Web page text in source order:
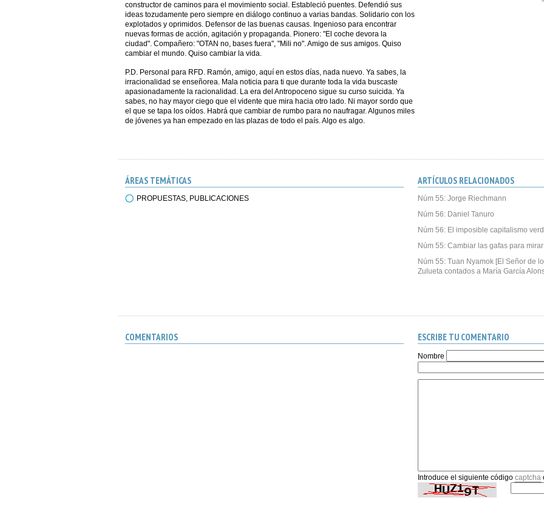
constructor de caminos para el movimiento social. Estableció puentes. Defendió sus
ideas tozudamente pero siempre en diálogo continuo a varias bandas. Solidario con los
explotados y oprimidos. Defensor de las buenas causas. Ingenioso para encontrar
nuevas formas de acción, agitación y propaganda. Pionero: "El coche devora la
ciudad". Compañero: "OTAN no, bases fuera", "Mili no". Amigo de sus amigos. Quiso
cambiar el mundo. Quiso cambiar la vida.
P.D. Personal para RFD. Ramón, amigo, aquí en estos días, nada nuevo. Ya sabes, la
irracionalidad se enseñorea. Mala noticia para ti que durante toda la vida buscaste
apasionadamente la racionalidad. La era del Antropoceno sigue su curso suicida. Ya
sabes, no hay mayor ciego que el vidente que mira hacia otro lado. Ni mayor sordo que
el que se tapa los oídos. Habrá que cambiar de rumbo para no naufragar. Algunos miles
de jóvenes ya han empezado en las plazas de todo el país. Algo es algo.
ÁREAS TEMÁTICAS
PROPUESTAS, PUBLICACIONES
ARTÍCULOS RELACIONADOS
Núm 55: Jorge Riechmann
Núm 56: Daniel Tanuro
Núm 56: El imposible capitalismo
Núm 55: Cambiar las gafas para
Núm 55: Tuan Nyamok [El Señor de
Zulueta contados a María García
COMENTARIOS ESCRIBE TU COMENTARIO
Nombre
Introduce el siguiente código captcha